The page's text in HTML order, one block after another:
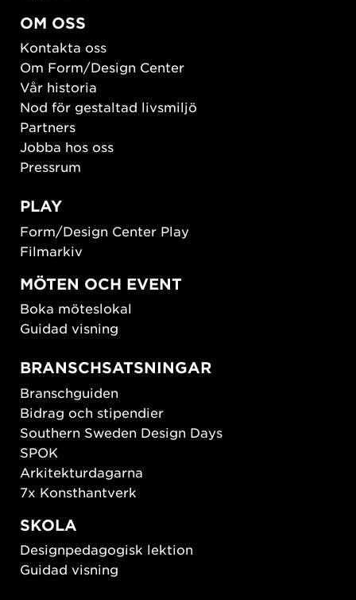
OM OSS
Kontakta oss
Om Form/Design Center
Vår historia
Nod för gestaltad livsmiljö
Partners
Jobba hos oss
Pressrum
PLAY
Form/Design Center Play
Filmarkiv
MÖTEN OCH EVENT
Boka möteslokal
Guidad visning
BRANSCHSATSNINGAR
Branschguiden
Bidrag och stipendier
Southern Sweden Design Days
SPOK
Arkitekturdagarna
7x Konsthantverk
SKOLA
Designpedagogisk lektion
Guidad visning